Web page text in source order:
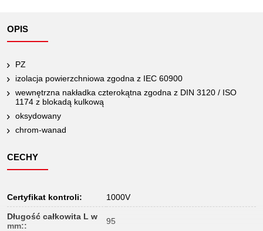
OPIS
PZ
izolacja powierzchniowa zgodna z IEC 60900
wewnętrzna nakładka czterokątna zgodna z DIN 3120 / ISO
1174 z blokadą kulkową
oksydowany
chrom-wanad
CECHY
Certyfikat kontroli: 1000V
Długość całkowita L w
mm::
95